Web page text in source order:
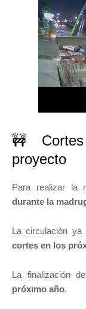
🚧 Cortes
proyecto
Para realizar la
durante la
La circulación ya
cortes en los
La finalización
próximo año.